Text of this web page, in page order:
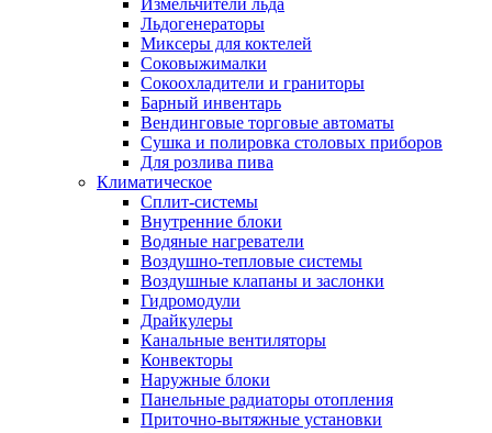
Измельчители льда
Льдогенераторы
Миксеры для коктелей
Соковыжималки
Сокоохладители и граниторы
Барный инвентарь
Вендинговые торговые автоматы
Сушка и полировка столовых приборов
Для розлива пива
Климатическое
Сплит-системы
Внутренние блоки
Водяные нагреватели
Воздушно-тепловые системы
Воздушные клапаны и заслонки
Гидромодули
Драйкулеры
Канальные вентиляторы
Конвекторы
Наружные блоки
Панельные радиаторы отопления
Приточно-вытяжные установки